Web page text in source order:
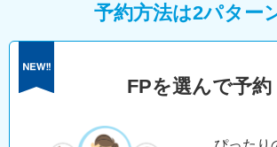
予約方法は2パター
FPを選んで予約